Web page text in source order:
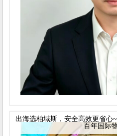
出海选柏域斯，安全高效更省心
百年国际